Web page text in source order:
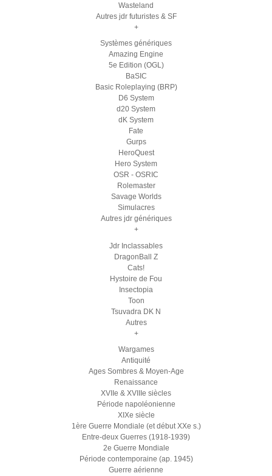
Wasteland
Autres jdr futuristes & SF
+
Systèmes génériques
Amazing Engine
5e Edition (OGL)
BaSIC
Basic Roleplaying (BRP)
D6 System
d20 System
dK System
Fate
Gurps
HeroQuest
Hero System
OSR - OSRIC
Rolemaster
Savage Worlds
Simulacres
Autres jdr génériques
+
Jdr Inclassables
DragonBall Z
Cats!
Hystoire de Fou
Insectopia
Toon
Tsuvadra DK N
Autres
+
Wargames
Antiquité
Ages Sombres & Moyen-Age
Renaissance
XVIIe & XVIIIe siècles
Période napoléonienne
XIXe siècle
1ère Guerre Mondiale (et début XXe s.)
Entre-deux Guerres (1918-1939)
2e Guerre Mondiale
Période contemporaine (ap. 1945)
Guerre aérienne